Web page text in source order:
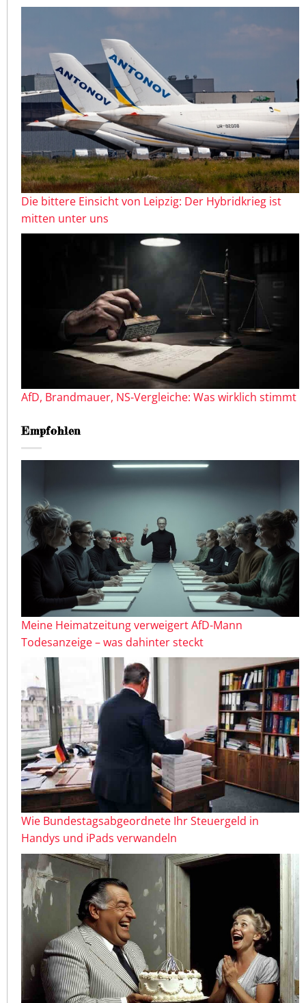
Die bittere Einsicht von Leipzig: Der Hybridkrieg ist
mitten unter uns
AfD, Brandmauer, NS-Vergleiche: Was wirklich stimmt
Empfohlen
Meine Heimatzeitung verweigert AfD-Mann
Todesanzeige – was dahinter steckt
Wie Bundestagsabgeordnete Ihr Steuergeld in
Handys und iPads verwandeln